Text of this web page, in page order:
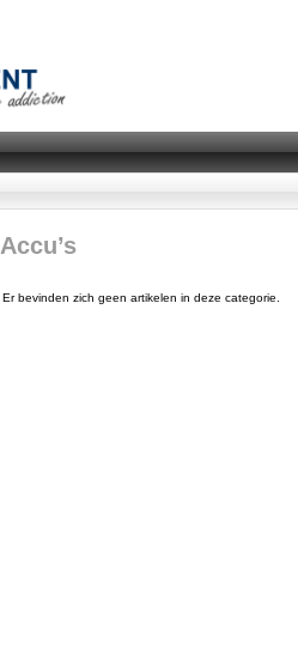
Accu’s
Er bevinden zich geen artikelen in deze categorie.